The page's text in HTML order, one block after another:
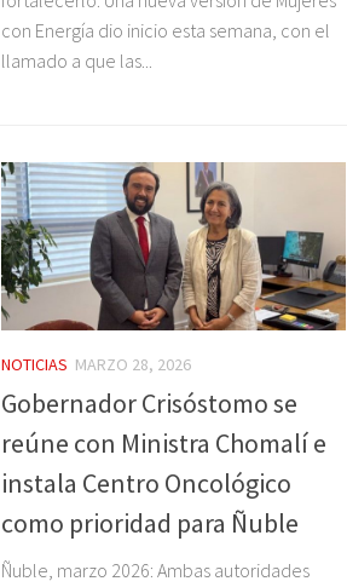
con Energía dio inicio esta semana, con el
llamado a que las...
NOTICIAS MARZO 28, 2026
Gobernador Crisóstomo se
reúne con Ministra Chomalí e
instala Centro Oncológico
como prioridad para Ñuble
Ñuble, marzo 2026: Ambas autoridades